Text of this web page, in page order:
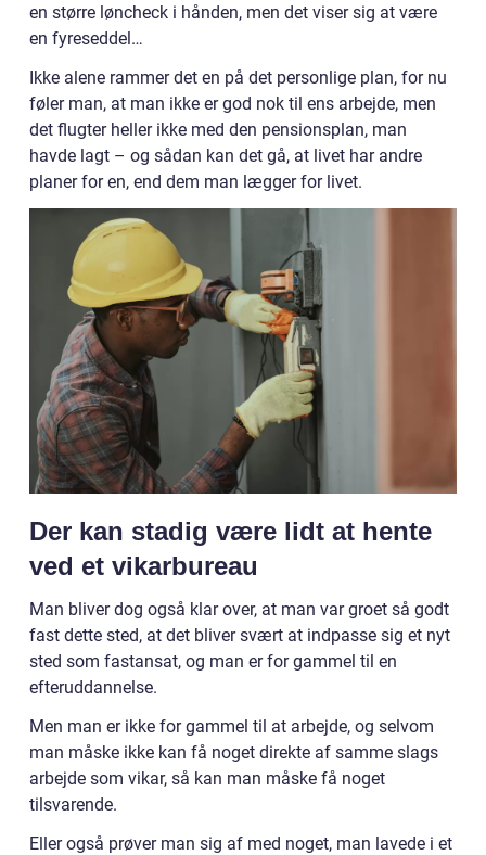
en større løncheck i hånden, men det viser sig at være
en fyreseddel…
Ikke alene rammer det en på det personlige plan, for nu
føler man, at man ikke er god nok til ens arbejde, men
det flugter heller ikke med den pensionsplan, man
havde lagt – og sådan kan det gå, at livet har andre
planer for en, end dem man lægger for livet.
Der kan stadig være lidt at hente
ved et vikarbureau
Man bliver dog også klar over, at man var groet så godt
fast dette sted, at det bliver svært at indpasse sig et nyt
sted som fastansat, og man er for gammel til en
efteruddannelse.
Men man er ikke for gammel til at arbejde, og selvom
man måske ikke kan få noget direkte af samme slags
arbejde som vikar, så kan man måske få noget
tilsvarende.
Eller også prøver man sig af med noget, man lavede i et